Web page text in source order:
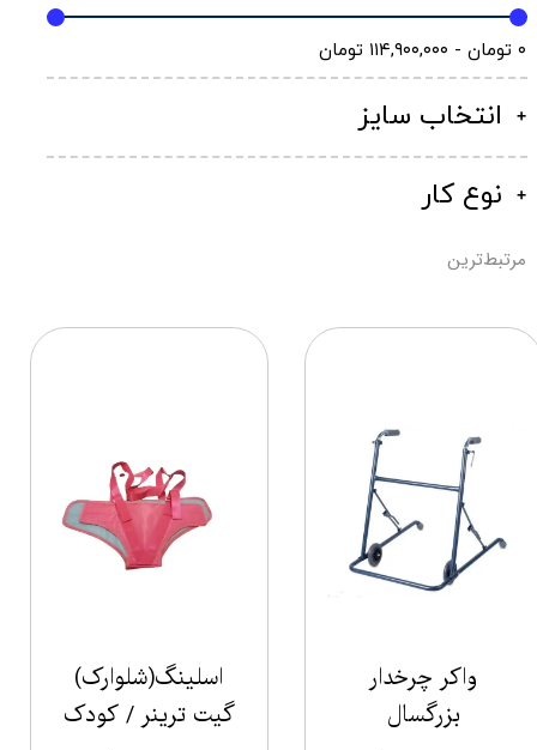
۰ تومان - ۱۱۴,۹۰۰,۰۰۰ تومان
انتخاب سایز
نوع کار
مرتبط‌ترین
واکر چرخدار
بزرگسال
اسلینگ(شلوارک)
گیت ترینر / کودک